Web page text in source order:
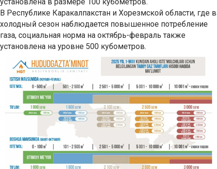
установлена в размере 100 кубометров.
В Республике Каракалпакстан и Хорезмской области, где в
холодный сезон наблюдается повышенное потребление
газа, социальная норма на октябрь-февраль также
установлена на уровне 500 кубометров.